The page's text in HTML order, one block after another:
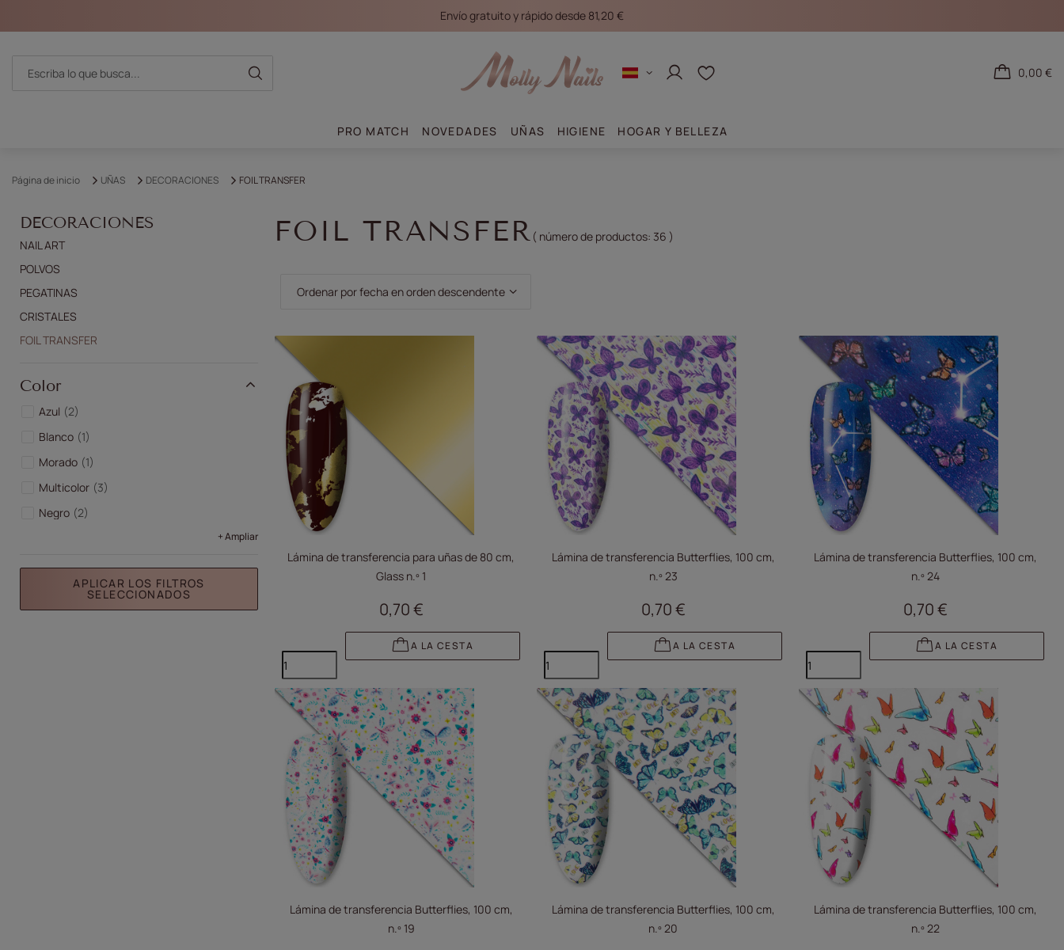
Envío gratuito y rápido desde 81,20 €
ConectarseListas de la compra
0,00 €
PRO MATCH NOVEDADES UÑAS HIGIENE HOGAR Y BELLEZA
Página de inicio UÑAS DECORACIONES FOIL TRANSFER
DECORACIONES
NAIL ART
POLVOS
PEGATINAS
CRISTALES
FOIL TRANSFER
Color
Azul
2
Blanco 1
Morado 1
Multicolor 3
Negro 2
+ Ampliar
APLICAR LOS FILTROS
SELECCIONADOS
FOIL TRANSFER ( número de productos: 36 )
Cambiar la clasificación
Ordenar por fecha en orden descendente
Lámina de transferencia para uñas de 80 cm,
Glass n.º 1
0,70 €
A LA CESTA
Lámina de transferencia Butterflies, 100 cm,
n.º 23
0,70 €
A LA CESTA
Lámina de transferencia Butterflies, 100 cm,
n.º 24
0,70 €
A LA CESTA
Lámina de transferencia Butterflies, 100 cm,
n.º 19
Lámina de transferencia Butterflies, 100 cm,
n.º 20
Lámina de transferencia Butterflies, 100 cm,
n.º 22